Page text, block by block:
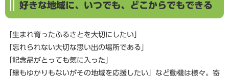
好きな地域に、いつでも、どこからでもできる
「生まれ育ったふるさとを大切にしたい」
「忘れられない大切な思い出の場所である」
「記念品がとっても気に入った」
「縁もゆかりもないがその地域を応援したい」など動機は様々。寄